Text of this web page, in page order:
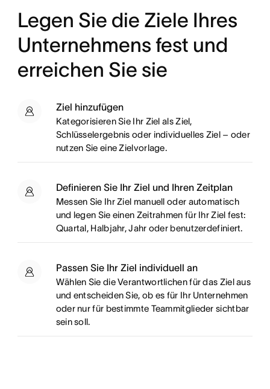
Legen Sie die Ziele Ihres
Unternehmens fest und
erreichen Sie sie
Ziel hinzufügen
Kategorisieren Sie Ihr Ziel als Ziel,
Schlüsselergebnis oder individuelles Ziel – oder
nutzen Sie eine Zielvorlage.
Definieren Sie Ihr Ziel und Ihren Zeitplan
Messen Sie Ihr Ziel manuell oder automatisch
und legen Sie einen Zeitrahmen für Ihr Ziel fest:
Quartal, Halbjahr, Jahr oder benutzerdefiniert.
Passen Sie Ihr Ziel individuell an
Wählen Sie die Verantwortlichen für das Ziel aus
und entscheiden Sie, ob es für Ihr Unternehmen
oder nur für bestimmte Teammitglieder sichtbar
sein soll.